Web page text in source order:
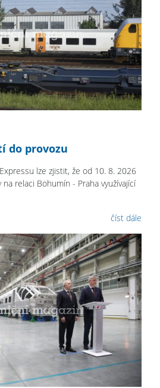
do provozu
lze zjistit, že od 10. 8. 2026
relaci Bohumín - Praha využívající
číst dále